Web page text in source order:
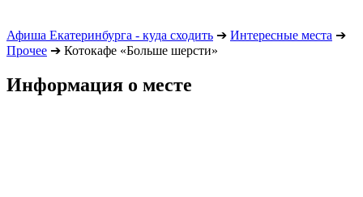
Афиша Екатеринбурга - куда сходить ➔ Интересные места ➔
Прочее ➔ Котокафе «Больше шерсти»
Информация о месте